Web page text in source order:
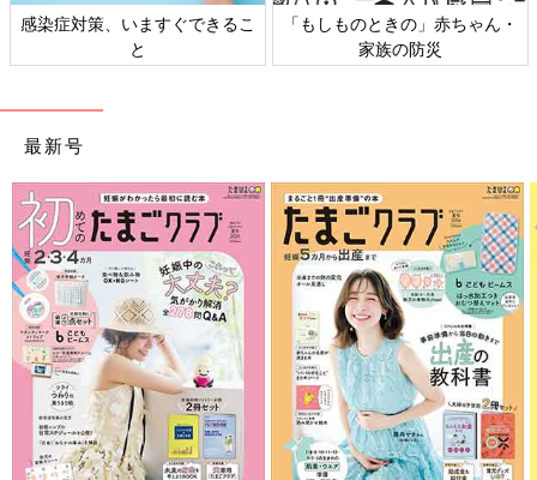
ます。
感染症対策、いますぐできるこ
と
「もしものときの」赤ちゃん・
家族の防災
最新号